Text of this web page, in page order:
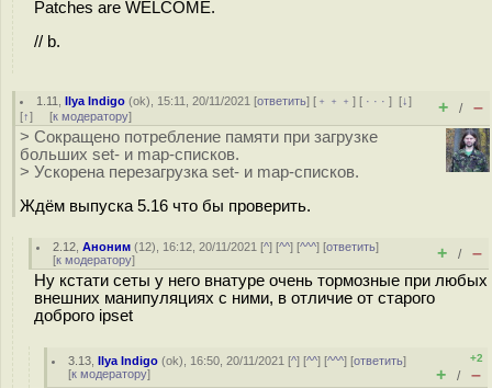
Patches are WELCOME.
// b.
1.11 ,Ilya Indigo (ok), 15:11, 20/11/2021 [ответить] [ ﹢﹢﹢] [ · · ·][↓]
[↑] [к модератору] + / –
> Сокращено потребление памяти при загрузке
больших set- и map-списков.
> Ускорена перезагрузка set- и map-списков.
Ждём выпуска 5.16 что бы проверить.
2.12 ,Аноним (12), 16:12, 20/11/2021 [^] [^^] [^^^] [ответить]
[к модератору] + / –
Ну кстати сеты у него внатуре очень тормозные при любых
внешних манипуляциях с ними, в отличие от старого
доброго ipset
3.13 ,Ilya Indigo (ok), 16:50, 20/11/2021 [^] [^^] [^^^] [ответить]
[к модератору]
+2
+ / –